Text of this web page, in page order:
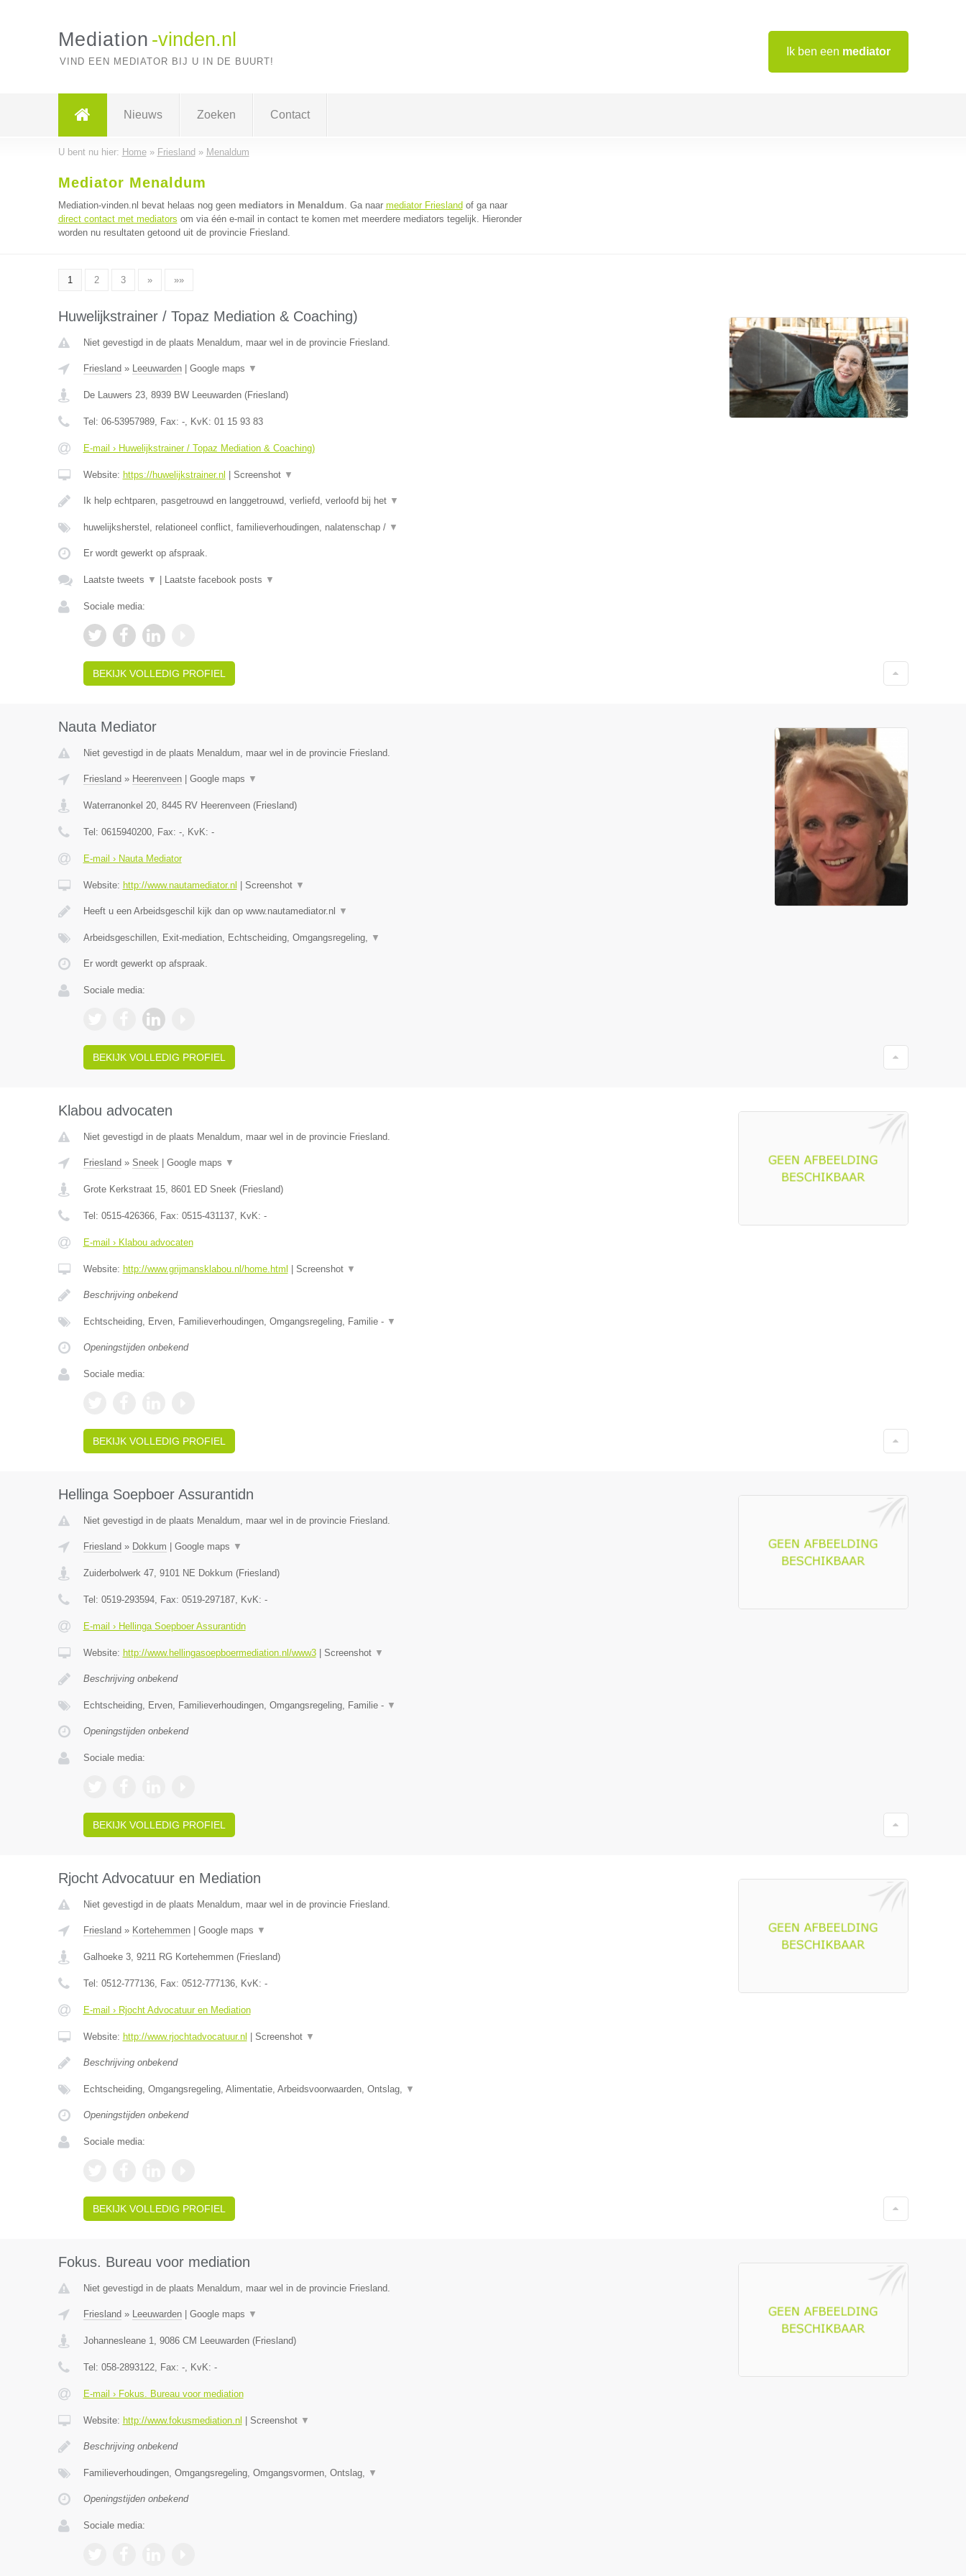
Ik ben een mediator
Mediation -vinden.nl
VIND EEN MEDIATOR BIJ U IN DE BUURT!
Nieuws Zoeken Contact
U bent nu hier: Home» Friesland » Menaldum
Mediator Menaldum
Mediation-vinden.nl bevat helaas nog geen mediators in Menaldum. Ga naar mediator Friesland of ga naar
direct contact met mediators om via één e-mail in contact te komen met meerdere mediators tegelijk. Hieronder
worden nu resultaten getoond uit de provincie Friesland.
1 2 3 » »»
Huwelijkstrainer / Topaz Mediation & Coaching)
Niet gevestigd in de plaats Menaldum, maar wel in de provincie Friesland.
Friesland » Leeuwarden| Google maps ▼
De Lauwers 23, 8939 BW Leeuwarden(Friesland)
Tel: 06-53957989, Fax: -, KvK: 01 15 93 83
E-mail › Huwelijkstrainer / Topaz Mediation & Coaching)
Website: https://huwelijkstrainer.nl Screenshot ▼
Ik help echtparen, pasgetrouwd en langgetrouwd, verliefd, verloofd bij het ▼
huwelijksherstel, relationeel conflict, familieverhoudingen, nalatenschap / ▼
Er wordt gewerkt op afspraak.
Laatste tweets ▼ Laatste facebook posts ▼
Sociale media:
BEKIJK VOLLEDIG PROFIEL
Nauta Mediator
Niet gevestigd in de plaats Menaldum, maar wel in de provincie Friesland.
Friesland » Heerenveen| Google maps ▼
Waterranonkel 20, 8445 RV Heerenveen(Friesland)
Tel: 0615940200, Fax: -, KvK: -
E-mail › Nauta Mediator
Website: http://www.nautamediator.nl Screenshot ▼
Heeft u een Arbeidsgeschil kijk dan op www.nautamediator.nl ▼
Arbeidsgeschillen, Exit-mediation, Echtscheiding, Omgangsregeling, ▼
Er wordt gewerkt op afspraak.
Sociale media:
BEKIJK VOLLEDIG PROFIEL
Klabou advocaten
Niet gevestigd in de plaats Menaldum, maar wel in de provincie Friesland.
Friesland » Sneek| Google maps ▼
Grote Kerkstraat 15, 8601 ED Sneek(Friesland)
Tel: 0515-426366, Fax: 0515-431137, KvK: -
E-mail › Klabou advocaten
Website: http://www.grijmansklabou.nl/home.html Screenshot ▼
Beschrijving onbekend
Echtscheiding, Erven, Familieverhoudingen, Omgangsregeling, Familie - ▼
Openingstijden onbekend
Sociale media:
BEKIJK VOLLEDIG PROFIEL
Hellinga Soepboer Assurantidn
Niet gevestigd in de plaats Menaldum, maar wel in de provincie Friesland.
Friesland » Dokkum Google maps ▼
Zuiderbolwerk 47, 9101 NE Dokkum (Friesland)
Tel: 0519-293594, Fax: 0519-297187, KvK: -
E-mail › Hellinga Soepboer Assurantidn
Website: http://www.hellingasoepboermediation.nl/www3| Screenshot ▼
Beschrijving onbekend
Echtscheiding, Erven, Familieverhoudingen, Omgangsregeling, Familie - ▼
Openingstijden onbekend
Sociale media:
BEKIJK VOLLEDIG PROFIEL
Rjocht Advocatuur en Mediation
Niet gevestigd in de plaats Menaldum, maar wel in de provincie Friesland.
Friesland » Kortehemmen| Google maps ▼
Galhoeke 3, 9211 RG Kortehemmen(Friesland)
Tel: 0512-777136, Fax: 0512-777136, KvK: -
E-mail › Rjocht Advocatuur en Mediation
Website: http://www.rjochtadvocatuur.nl Screenshot ▼
Beschrijving onbekend
Echtscheiding, Omgangsregeling, Alimentatie, Arbeidsvoorwaarden, Ontslag, ▼
Openingstijden onbekend
Sociale media:
BEKIJK VOLLEDIG PROFIEL
Fokus. Bureau voor mediation
Niet gevestigd in de plaats Menaldum, maar wel in de provincie Friesland.
Friesland » Leeuwarden| Google maps ▼
Johannesleane 1, 9086 CM Leeuwarden(Friesland)
Tel: 058-2893122, Fax: -, KvK: -
E-mail › Fokus. Bureau voor mediation
Website: http://www.fokusmediation.nl Screenshot ▼
Beschrijving onbekend
Familieverhoudingen, Omgangsregeling, Omgangsvormen, Ontslag, ▼
Openingstijden onbekend
Sociale media: